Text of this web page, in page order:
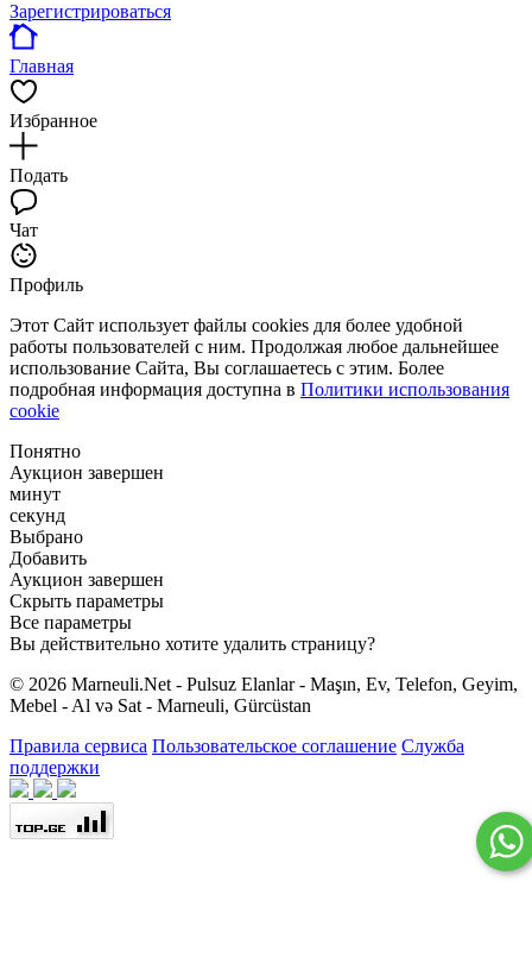
Зарегистрироваться
Главная
Избранное
Подать
Чат
Профиль
Этот Сайт использует файлы cookies для более удобной
работы пользователей с ним. Продолжая любое дальнейшее
использование Сайта, Вы соглашаетесь с этим. Более
подробная информация доступна в Политики использования
cookie
Понятно
Аукцион завершен
минут
секунд
Выбрано
Добавить
Аукцион завершен
Скрыть параметры
Все параметры
Вы действительно хотите удалить страницу?
© 2026 Marneuli.Net - Pulsuz Elanlar - Maşın, Ev, Telefon, Geyim,
Mebel - Al və Sat - Marneuli, Gürcüstan
Правила сервиса Пользовательское соглашение Служба
поддержки